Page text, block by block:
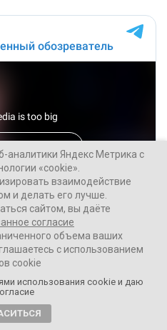
аналитики Яндекс Метрика с
«cookie».
взаимодействие
и делать его лучше.
сайтом, вы даёте
согласие
объема ваших
с использованием
cookie
использования cookie и даю